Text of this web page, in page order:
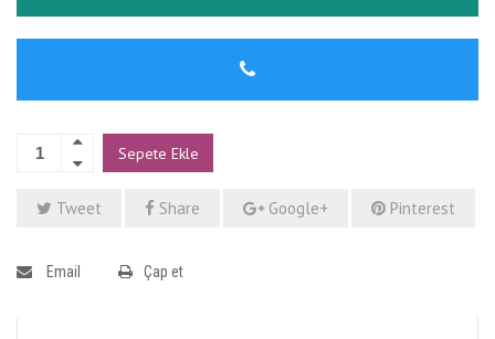
Sepete Ekle
Tweet Share Google+ Pinterest
Email Çap et